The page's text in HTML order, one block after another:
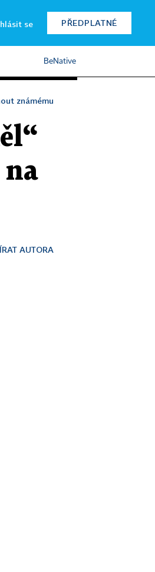
se PŘEDPLATNÉ
BeNative
známému
AUTORA